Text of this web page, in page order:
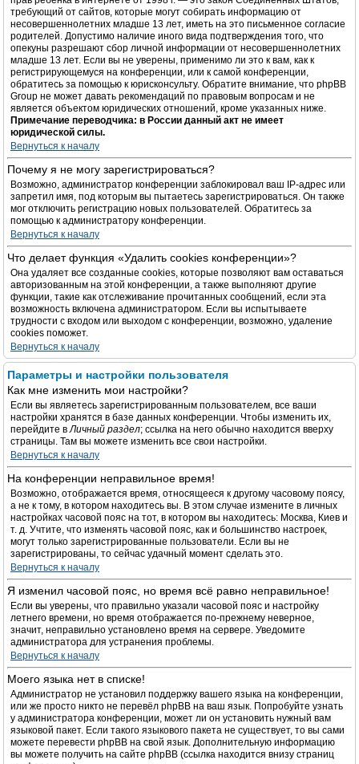
требующий от сайтов, которые могут собирать информацию от
несовершеннолетних младше 13 лет, иметь на это письменное согласие
родителей. Допустимо наличие иного вида подтверждения того, что
опекуны разрешают сбор личной информации от несовершеннолетних
младше 13 лет. Если вы не уверены, применимо ли это к вам, как к
регистрирующемуся на конференции, или к самой конференции,
обратитесь за помощью к юрисконсульту. Обратите внимание, что phpBB
Group не может давать рекомендаций по правовым вопросам и не
является объектом юридических отношений, кроме указанных ниже.
Примечание переводчика: в России данный акт не имеет
юридической силы.
Вернуться к началу
Почему я не могу зарегистрироваться?
Возможно, администратор конференции заблокировал ваш IP-адрес или
запретил имя, под которым вы пытаетесь зарегистрироваться. Он также
мог отключить регистрацию новых пользователей. Обратитесь за
помощью к администратору конференции.
Вернуться к началу
Что делает функция «Удалить cookies конференции»?
Она удаляет все созданные cookies, которые позволяют вам оставаться
авторизованным на этой конференции, а также выполняют другие
функции, такие как отслеживание прочитанных сообщений, если эта
возможность включена администратором. Если вы испытываете
трудности с входом или выходом с конференции, возможно, удаление
cookies поможет.
Вернуться к началу
Параметры и настройки пользователя
Как мне изменить мои настройки?
Если вы являетесь зарегистрированным пользователем, все ваши
настройки хранятся в базе данных конференции. Чтобы изменить их,
перейдите вЛичный раздел; ссылка на него обычно находится вверху
страницы. Там вы можете изменить все свои настройки.
Вернуться к началу
На конференции неправильное время!
Возможно, отображается время, относящееся к другому часовому поясу,
а не к тому, в котором находитесь вы. В этом случае измените в личных
настройках часовой пояс на тот, в котором вы находитесь: Москва, Киев и
т. д. Учтите, что изменять часовой пояс, как и большинство настроек,
могут только зарегистрированные пользователи. Если вы не
зарегистрированы, то сейчас удачный момент сделать это.
Вернуться к началу
Я изменил часовой пояс, но время всё равно неправильное!
Если вы уверены, что правильно указали часовой пояс и настройку
летнего времени, но время отображается по-прежнему неверное,
значит, неправильно установлено время на сервере. Уведомите
администратора для устранения проблемы.
Вернуться к началу
Моего языка нет в списке!
Администратор не установил поддержку вашего языка на конференции,
или же просто никто не перевёл phpBB на ваш язык. Попробуйте узнать
у администратора конференции, может ли он установить нужный вам
языковой пакет. Если такого языкового пакета не существует, то вы сами
можете перевести phpBB на свой язык. Дополнительную информацию
вы можете получить на сайте phpBB (ссылка находится внизу страниц